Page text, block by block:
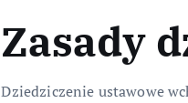
Zasady
Dziedziczenie ustawowe